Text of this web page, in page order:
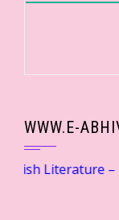
WWW.E-